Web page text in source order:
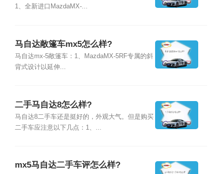
1、全新进口MazdaMX-...
马自达敞篷车mx5怎么样?
马自达mx-5敞篷车：1、MazdaMX-5RF专属的斜
背式设计以延伸...
二手马自达8怎么样?
马自达8二手车还是挺好的，外观大气。但是购买
二手车应注意以下几点：1、...
mx5马自达二手车评怎么样?